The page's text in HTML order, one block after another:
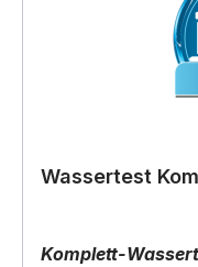
Wassertest
Komplett-